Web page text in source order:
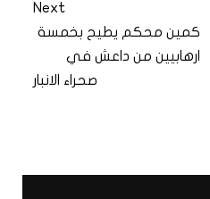
Next
كمين محكم يطيح بخمسة
ارهابيين من داعش في
صحراء الانبار